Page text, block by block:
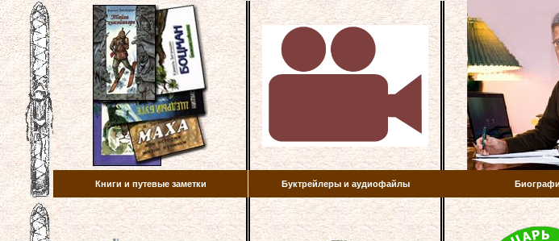
Книги и путевые заметки Буктрейлеры и аудиофайлы